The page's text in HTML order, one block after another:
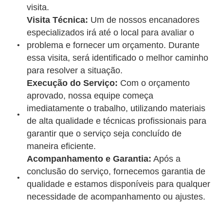
visita.
Visita Técnica: Um de nossos encanadores
especializados irá até o local para avaliar o
problema e fornecer um orçamento. Durante
essa visita, será identificado o melhor caminho
para resolver a situação.
Execução do Serviço: Com o orçamento
aprovado, nossa equipe começa
imediatamente o trabalho, utilizando materiais
de alta qualidade e técnicas profissionais para
garantir que o serviço seja concluído de
maneira eficiente.
Acompanhamento e Garantia: Após a
conclusão do serviço, fornecemos garantia de
qualidade e estamos disponíveis para qualquer
necessidade de acompanhamento ou ajustes.